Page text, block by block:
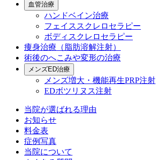
血管治療
ハンドベイン治療
フェイススクレロセラピー
ボディスクレロセラピー
痩身治療（脂肪溶解注射）
術後のへこみや変形の治療
メンズED治療
メンズ増大・機能再生PRP注射
EDボツリヌス注射
当院が選ばれる理由
お知らせ
料金表
症例写真
当院について